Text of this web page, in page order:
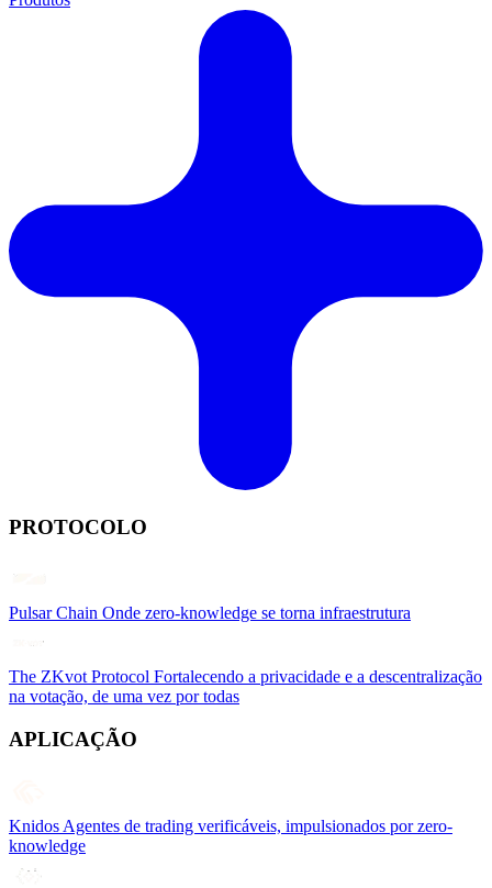
PROTOCOLO
Pulsar Chain Onde zero-knowledge se torna infraestrutura
The ZKvot Protocol Fortalecendo a privacidade e a descentralização
na votação, de uma vez por todas
APLICAÇÃO
Knidos Agentes de trading verificáveis, impulsionados por zero-
knowledge